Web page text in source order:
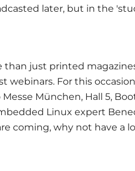
later, but in the
just printed
webinars. For this
München, Hall 5,
Linux expert
coming, why not have a